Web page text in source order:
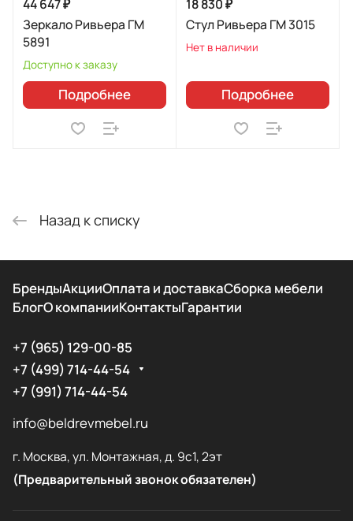
44 647 ₽
Зеркало Ривьера ГМ
5891
Доступно к заказу
Подробнее
18 830 ₽
Стул Ривьера ГМ 3015
Нет в наличии
Подробнее
Назад к списку
БрендыАкцииОплата и доставкаСборка мебели
БлогО компанииКонтактыГарантии
+7 (965) 129-00-85
+7 (499) 714-44-54
+7 (991) 714-44-54
info@beldrevmebel.ru
г. Москва, ул. Монтажная, д. 9с1, 2эт
(Предварительный звонок обязателен)